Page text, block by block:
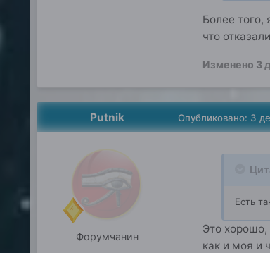
Более
что
Изменено 3
Putnik
Форумчанин
Опубликовано: 3
Есть
Это
как и моя и